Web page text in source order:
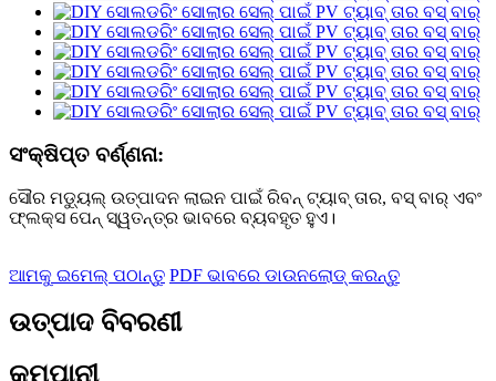
ସଂକ୍ଷିପ୍ତ ବର୍ଣ୍ଣନା:
ସୌର ମଡ୍ୟୁଲ୍ ଉତ୍ପାଦନ ଲାଇନ ପାଇଁ ରିବନ୍ ଟ୍ୟାବ୍ ତାର, ବସ୍ ବାର୍ ଏବଂ
ଫ୍ଲକ୍ସ ପେନ୍ ସ୍ୱତନ୍ତ୍ର ଭାବରେ ବ୍ୟବହୃତ ହୁଏ।
ଆମକୁ ଇମେଲ୍ ପଠାନ୍ତୁ PDF ଭାବରେ ଡାଉନଲୋଡ୍ କରନ୍ତୁ
ଉତ୍ପାଦ ବିବରଣୀ
କମ୍ପାନୀ